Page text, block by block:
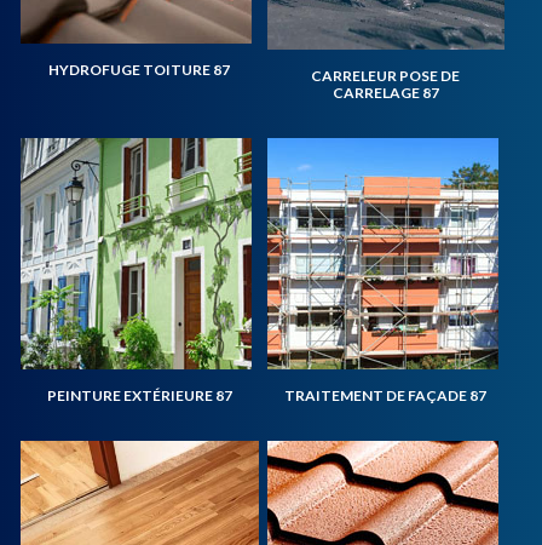
HYDROFUGE TOITURE 87
CARRELEUR POSE DE
CARRELAGE 87
PEINTURE EXTÉRIEURE 87 TRAITEMENT DE FAÇADE 87